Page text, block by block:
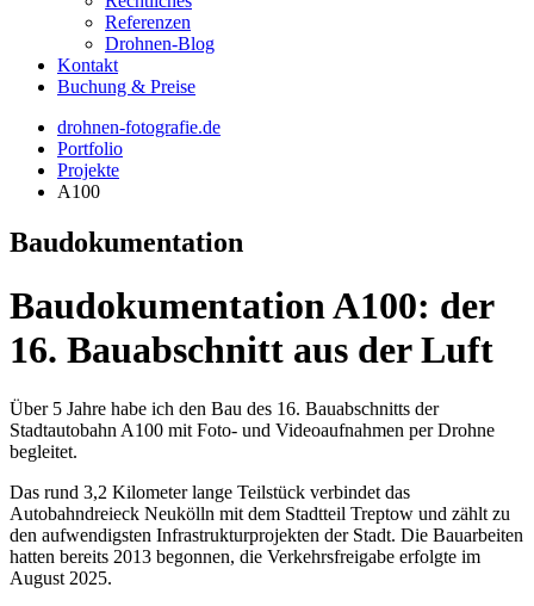
Referenzen
Drohnen-Blog
Kontakt
Buchung & Preise
drohnen-fotografie.de
Portfolio
Projekte
A100
Baudokumentation
Baudokumentation A100: der
16. Bauabschnitt aus der Luft
Über 5 Jahre habe ich den Bau des 16. Bauabschnitts der
Stadtautobahn A100 mit Foto- und Videoaufnahmen per Drohne
begleitet.
Das rund 3,2 Kilometer lange Teilstück verbindet das
Autobahndreieck Neukölln mit dem Stadtteil Treptow und zählt zu
den aufwendigsten Infrastrukturprojekten der Stadt. Die Bauarbeiten
hatten bereits 2013 begonnen, die Verkehrsfreigabe erfolgte im
August 2025.